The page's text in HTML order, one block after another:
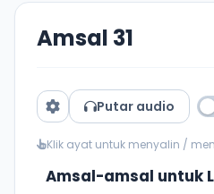
Amsal 31
Putar audio
Klik ayat untuk menyalin /
Amsal-amsal untuk